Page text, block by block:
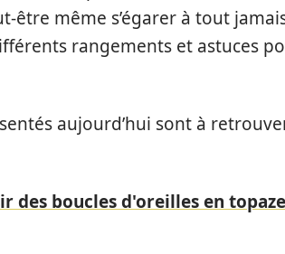
être même s’égarer à tout
rangements et astuces
aujourd’hui sont à
des boucles d'oreilles en topaze